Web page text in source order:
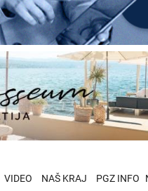
VIDEO NAŠ KRAJ PGZ INFO